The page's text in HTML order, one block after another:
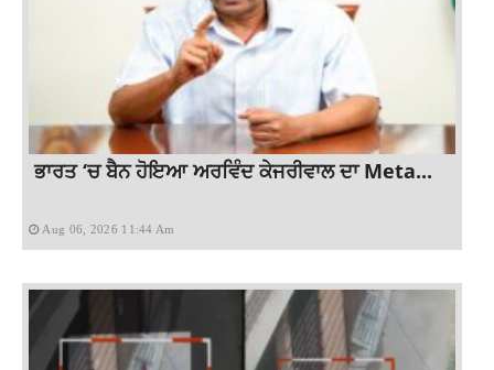
ਭਾਰਤ ‘ਚ ਬੈਨ ਹੋਇਆ ਅਰਵਿੰਦ ਕੇਜਰੀਵਾਲ ਦਾ Meta...
Aug 06, 2026 11:44 Am